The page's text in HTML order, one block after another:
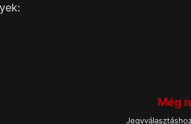
Még